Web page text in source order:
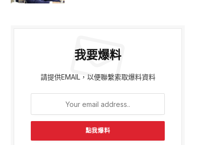
我要爆料
請提供EMAIL，以便聯繫索取爆料資料